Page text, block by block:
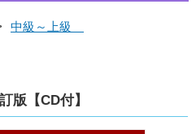
中級～上級
版【CD付】